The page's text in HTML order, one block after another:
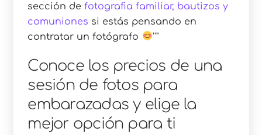
sección defotografia familiar, bautizos y
comuniones si estás pensando en
contratar un fotógrafo
Conoce los precios de una
sesión de fotos para
embarazadas y elige la
mejor opción para ti